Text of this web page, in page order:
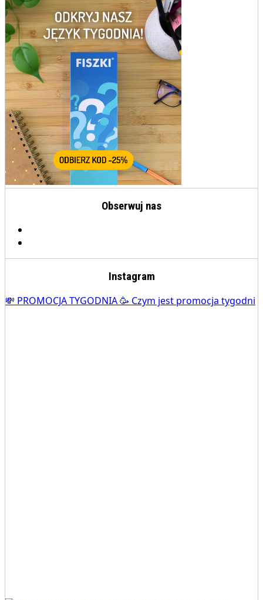
Obserwuj nas
Instagram
💸 PROMOCJA TYGODNIA 🥳 Czym jest promocja tygodni